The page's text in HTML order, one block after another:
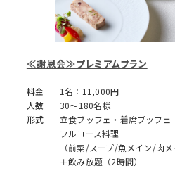
≪謝恩会≫プレミアムプラン
料金
1名：11,000円
人数
30～180名様
形式
立食ブッフェ・着席ブッフェ
フルコース料理
（前菜/スープ/魚メイン/肉メ
＋飲み放題（2時間）